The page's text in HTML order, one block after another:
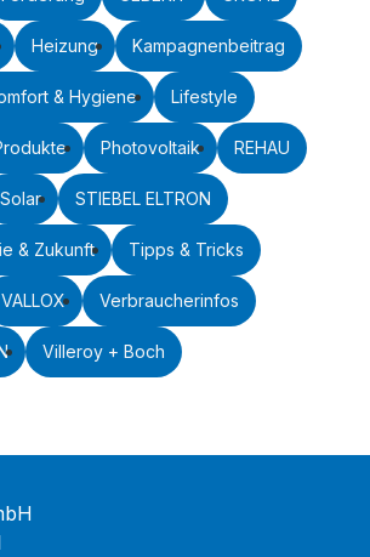
Heizung Kampagnenbeitrag
& Hygiene Lifestyle
Photovoltaik REHAU
Solar STIEBEL ELTRON
& Zukunft Tipps & Tricks
VALLOX Verbraucherinfos
Villeroy + Boch